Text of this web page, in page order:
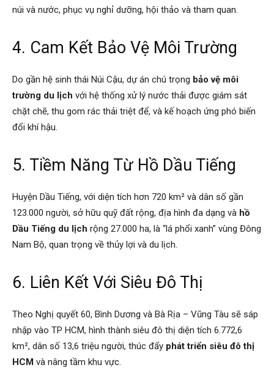
núi và nước, phục vụ nghỉ dưỡng, hội thảo và tham quan.
4. Cam Kết Bảo Vệ Môi Trường
Do gần hệ sinh thái Núi Cậu, dự án chú trọng bảo vệ môi
trường du lịch với hệ thống xử lý nước thải được giám sát
chặt chẽ, thu gom rác thải triệt để, và kế hoạch ứng phó biến
đổi khí hậu.
5. Tiềm Năng Từ Hồ Dầu Tiếng
Huyện Dầu Tiếng, với diện tích hơn 720 km² và dân số gần
123.000 người, sở hữu quỹ đất rộng, địa hình đa dạng và hồ
Dầu Tiếng du lịch rộng 27.000 ha, là “lá phổi xanh” vùng Đông
Nam Bộ, quan trọng về thủy lợi và du lịch.
6. Liên Kết Với Siêu Đô Thị
Theo Nghị quyết 60, Bình Dương và Bà Rịa – Vũng Tàu sẽ sáp
nhập vào TP HCM, hình thành siêu đô thị diện tích 6.772,6
km², dân số 13,6 triệu người, thúc đẩy phát triển siêu đô thị
HCM và nâng tầm khu vực.